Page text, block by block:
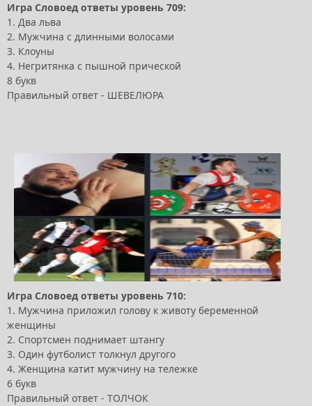
Игра Словоед ответы уровень 709:
1. Два льва
2. Мужчина с длинными волосами
3. Клоуны
4. Негритянка с пышной прической
8 букв
Правильный ответ - ШЕВЕЛЮРА
Игра Словоед ответы уровень 710:
1. Мужчина приложил голову к животу беременной
женщины
2. Спортсмен поднимает штангу
3. Один футболист толкнул другого
4. Женщина катит мужчину на тележке
6 букв
Правильный ответ - ТОЛЧОК